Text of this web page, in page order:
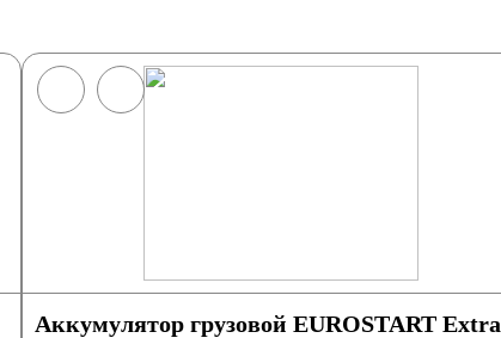
Аккумулятор грузовой EUROSTART Extra